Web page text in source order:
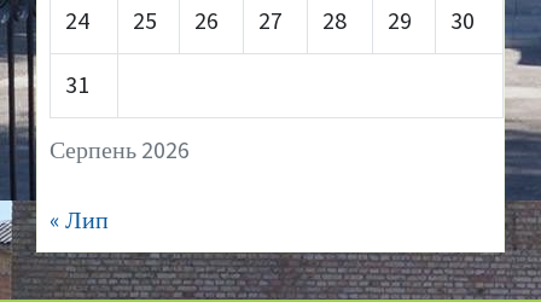
Серпень 2026
24 25 26 27 28 29 30
31
« Лип